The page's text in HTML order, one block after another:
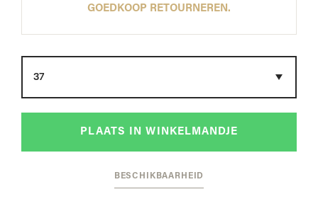
GOEDKOOP RETOURNEREN.
PLAATS IN WINKELMANDJE
BESCHIKBAARHEID